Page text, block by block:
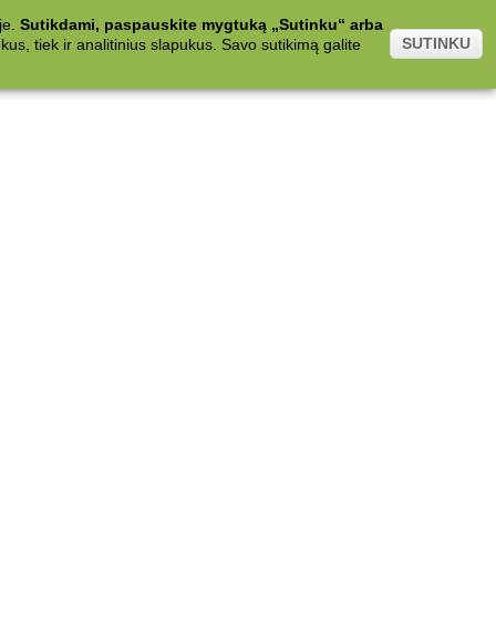
Sutikdami, paspauskite mygtuką „Sutinku“ arba
tiek ir analitinius slapukus. Savo sutikimą galite
SUTINKU